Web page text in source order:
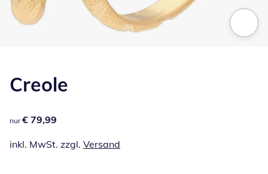
Creole
€ 79,99
nur € 79,99
inkl. MwSt. zzgl. Versand